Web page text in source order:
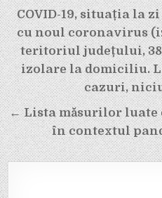
Navigare
în
articole
COVID-19, situația la
cu noul coronavirus
teritoriul județului, 38
izolare la domiciliu.
cazuri,
← Lista măsurilor luate
în contextul